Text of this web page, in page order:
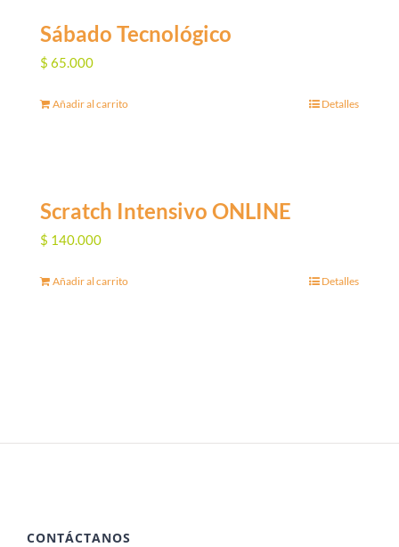
Sábado Tecnológico
$ 65.000
Añadir al carrito Detalles
Scratch Intensivo ONLINE
$ 140.000
Añadir al carrito Detalles
CONTÁCTANOS